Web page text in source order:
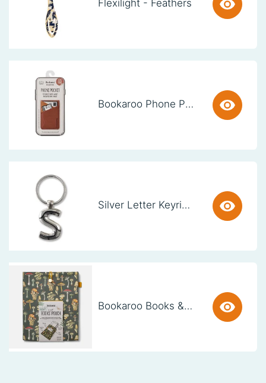
Flexilight - Feathers
Bookaroo Phone Pocket - Brown
Silver Letter Keyring - S (set van 3)
Bookaroo Books & Stuff Pouch - Botanical